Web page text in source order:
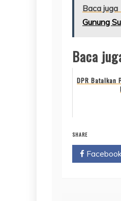
Baca juga
Gunung
Baca
DPR Batalkan
SHARE
Facebook